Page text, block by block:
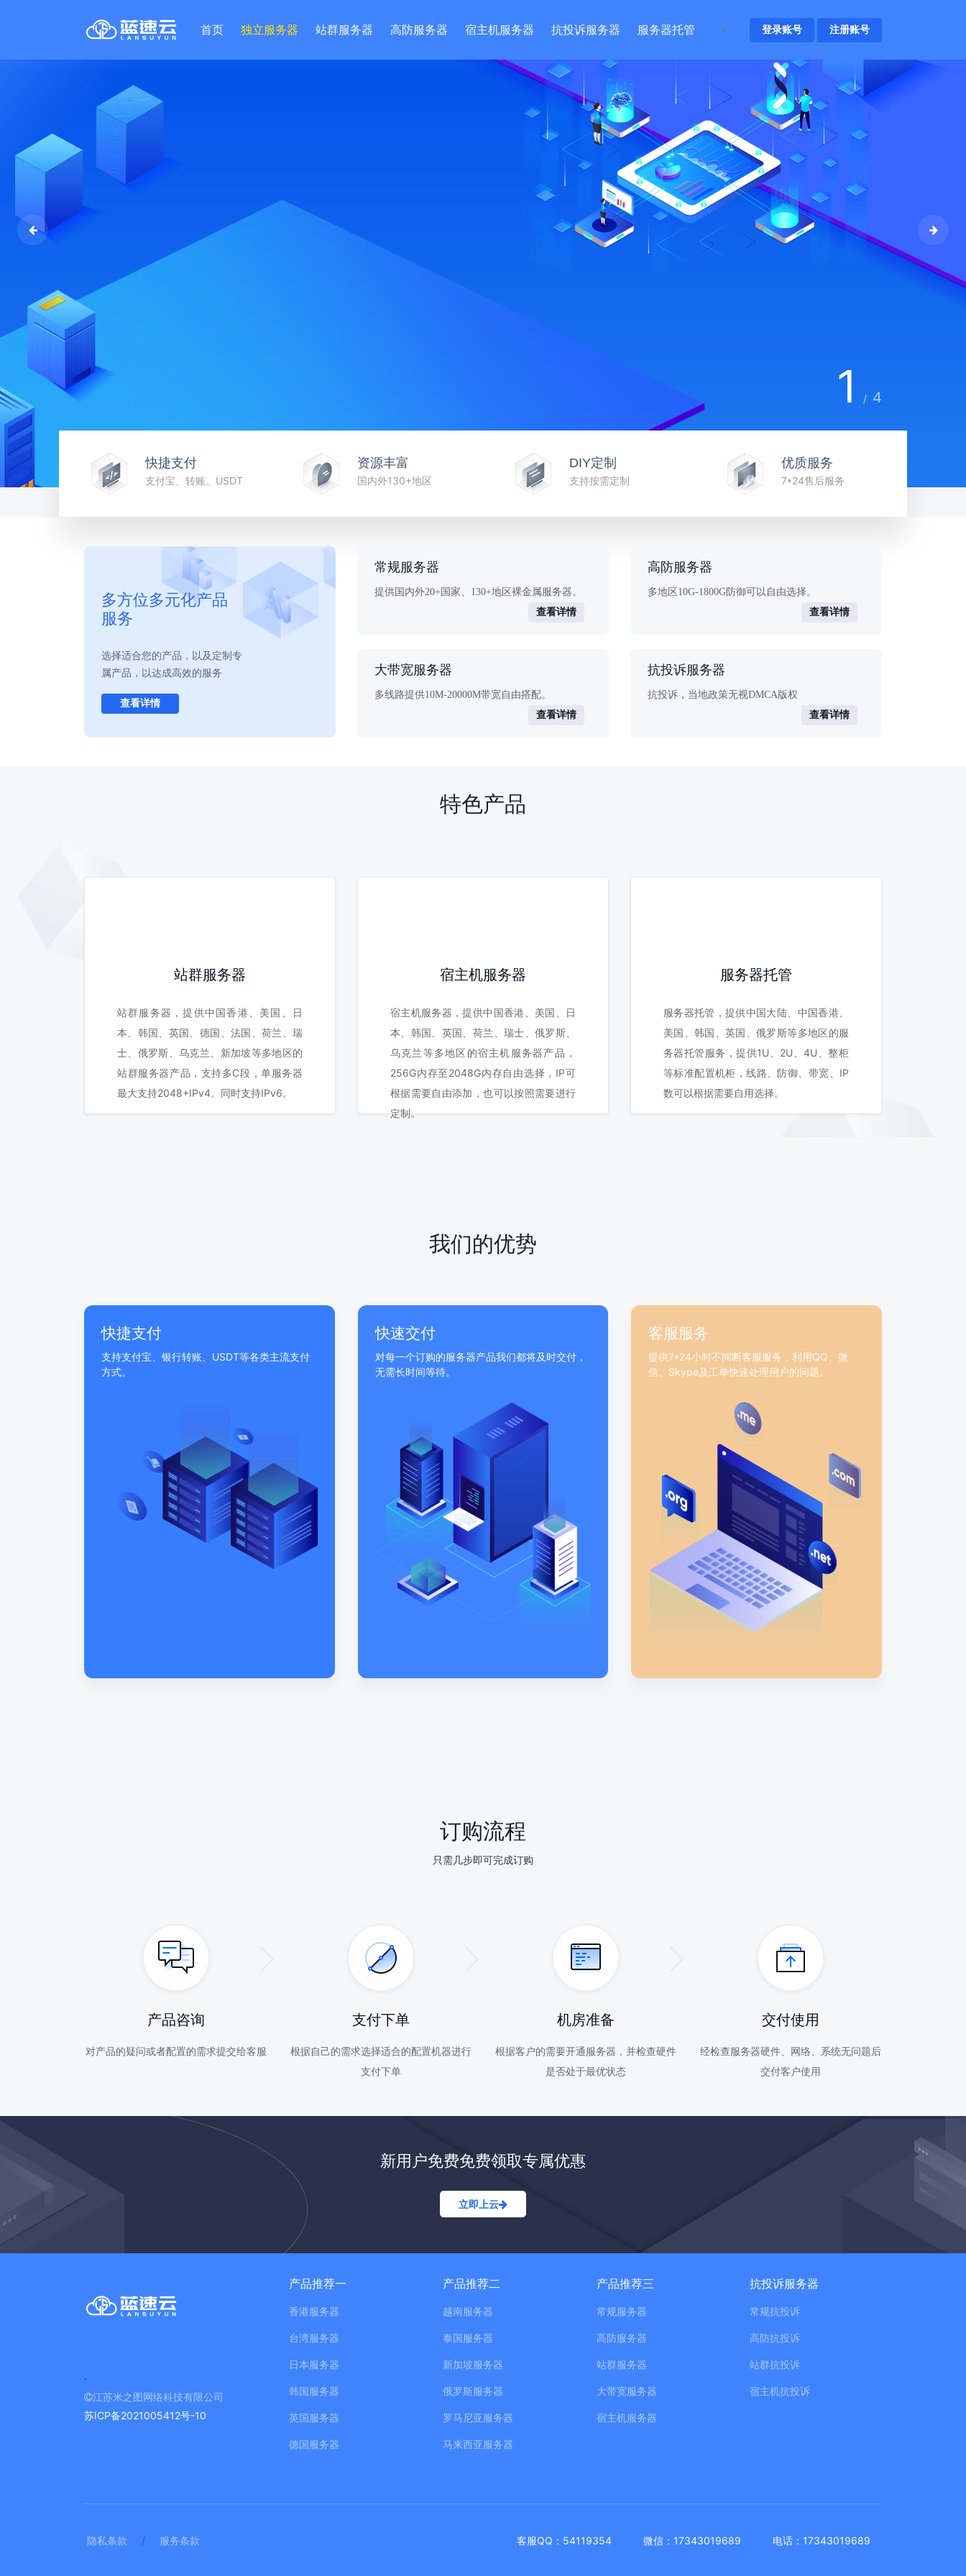
首页 独立服务器 站群服务器 高防服务器 宿主机服务器 抗投诉服务器 服务器托管 登录账号 注册账号
实验价值，实验创新，实验科技，运用为产品
1 / 4
快捷支付
支付宝、转账、USDT
资源丰富
国内外130+地区
DIY定制
支持按需定制
优质服务
7*24售后服务
多方位多元化产品
服务
选择适合您的产品，以及定制专
属产品，以达成高效的服务
查看详情
常规服务器
提供国内外20+国家、130+地区裸金属服务器。
查看详情
高防服务器
多地区10G-1800G防御可以自由选择。
查看详情
大带宽服务器
多线路提供10M-20000M带宽自由搭配。
查看详情
抗投诉服务器
抗投诉，当地政策无视DMCA版权
查看详情
特色产品
站群服务器
站群服务器，提供中国香港、美国、日
本、韩国、英国、德国、法国、荷兰、瑞
士、俄罗斯、乌克兰、新加坡等多地区的
站群服务器产品，支持多C段，单服务器
最大支持2048+IPv4。同时支持IPv6。
宿主机服务器
宿主机服务器，提供中国香港、美国、日
本、韩国、英国、荷兰、瑞士、俄罗斯、
乌克兰等多地区的宿主机服务器产品，
256G内存至2048G内存自由选择，IP可
根据需要自由添加，也可以按照需要进行
定制。
服务器托管
服务器托管，提供中国大陆、中国香港、
美国、韩国、英国、俄罗斯等多地区的服
务器托管服务，提供1U、2U、4U、整柜
等标准配置机柜，线路、防御、带宽、IP
数可以根据需要自用选择。
我们的优势
快捷支付
支持支付宝、银行转账、USDT等各类主流支付
方式。
快速交付
对每一个订购的服务器产品我们都将及时交付，
无需长时间等待。
客服服务
提供7*24小时不间断客服服务，利用QQ、微
信、Skype及工单快速处理用户的问题。
订购流程
只需几步即可完成订购
产品咨询
对产品的疑问或者配置的需求提交给客服
支付下单
根据自己的需求选择适合的配置机器进行
支付下单
机房准备
根据客户的需要开通服务器，并检查硬件
是否处于最优状态
交付使用
经检查服务器硬件、网络、系统无问题后
交付客户使用
新用户免费免费领取专属优惠
立即上云
.
江苏米之图网络科技有限公司
苏ICP备2021005412号-10
产品推荐一
香港服务器
台湾服务器
日本服务器
韩国服务器
英国服务器
德国服务器
产品推荐二
越南服务器
泰国服务器
新加坡服务器
俄罗斯服务器
罗马尼亚服务器
马来西亚服务器
产品推荐三
常规服务器
高防服务器
站群服务器
大带宽服务器
宿主机服务器
抗投诉服务器
常规抗投诉
高防抗投诉
站群抗投诉
宿主机抗投诉
隐私条款 / 服务条款 客服QQ：54119354 微信：17343019689 电话：17343019689